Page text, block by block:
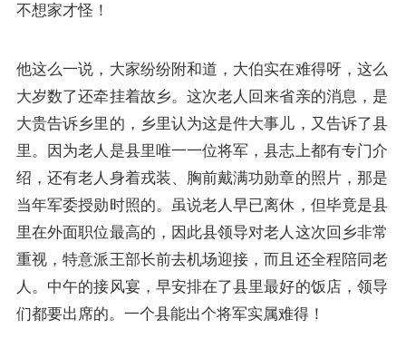
不想家才怪！
他这么一说，大家纷纷附和道，大伯实在难得呀，这么
大岁数了还牵挂着故乡。这次老人回来省亲的消息，是
大贵告诉乡里的，乡里认为这是件大事儿，又告诉了县
里。因为老人是县里唯一一位将军，县志上都有专门介
绍，还有老人身着戎装、胸前戴满功勋章的照片，那是
当年军委授勋时照的。虽说老人早已离休，但毕竟是县
里在外面职位最高的，因此县领导对老人这次回乡非常
重视，特意派王部长前去机场迎接，而且还全程陪同老
人。中午的接风宴，早安排在了县里最好的饭店，领导
们都要出席的。一个县能出个将军实属难得！